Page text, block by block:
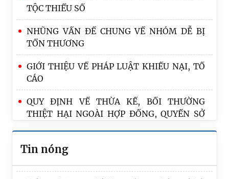
TỘC THIỂU SỐ
NHŨNG VẤN ĐỀ CHUNG VỀ NHÓM DỄ BỊ
TỔN THƯƠNG
GIỚI THIỆU VỀ PHÁP LUẬT KHIẾU NẠI, TỐ
CÁO
QUY ĐỊNH VỀ THỪA KẾ, BỒI THƯỜNG
THIỆT HẠI NGOÀI HỢP ĐỒNG, QUYỀN SỞ
THƯỜNG GẶP THEO BỘ LUẬT DÂN SỰ NĂM
Tin nóng
Bộ Tư pháp tham dự Hội nghị Quan chức
pháp luật cao cấp ASEAN 19 (ASLOM)
pháp năm Chủ tịch ASEAN 2020
Mở ra những cơ hội hợp tác tư pháp mới từ